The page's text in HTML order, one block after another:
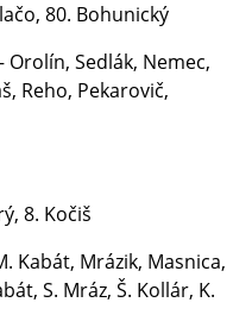
80. Bohunický
Orolín, Sedlák, Nemec,
Reho, Pekarovič,
8. Kočiš
Kabát, Mrázik, Masnica,
S. Mráz, Š. Kollár, K.